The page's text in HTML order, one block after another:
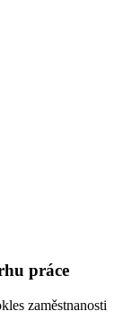
práce
zaměstnanosti